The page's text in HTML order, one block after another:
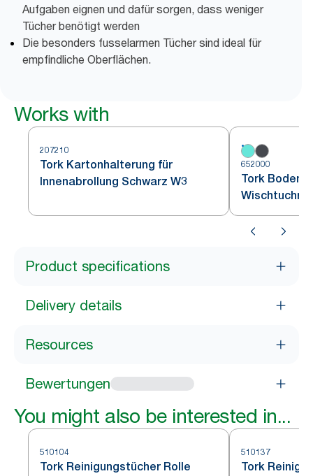
Aufgaben eignen und dafür sorgen, dass weniger
Tücher benötigt werden
Die besonders fusselarmen Tücher sind ideal für
empfindliche Oberflächen.
Works with
207210
Tork Kartonhalterung für
Innenabrollung Schwarz W3
652000
Tork
W1
Product specifications
Delivery details
Resources
Bewertungen
You might also be interested in...
510104
Tork Reinigungstücher Rolle
510137
Tork